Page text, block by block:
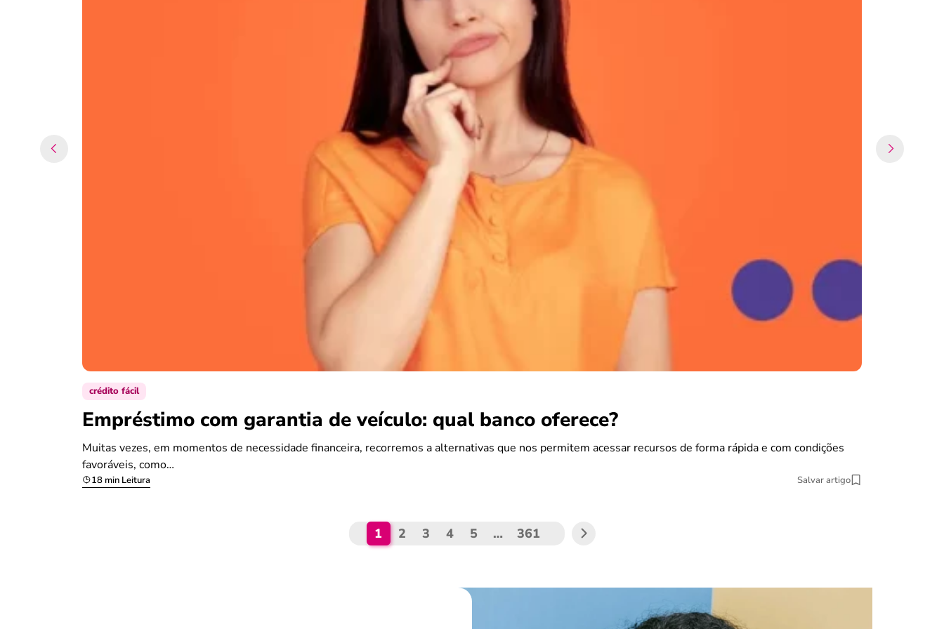
crédito fácil
Empréstimo com garantia de veículo: qual banco oferece?
Muitas vezes, em momentos de necessidade financeira, recorremos a alternativas que nos permitem acessar recursos de forma rápida e com condições
favoráveis, como…
18 min Leitura Salvar artigo
1 2 3 4 5 … 361